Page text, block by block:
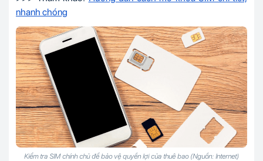
nhanh chóng
Kiểm tra SIM chính chủ để bảo vệ quyền lợi của thuê bao (Nguồn: Internet)